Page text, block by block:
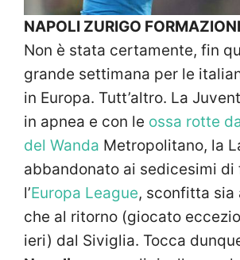
NAPOLI ZURIGO
Non è stata certamente, fin
grande settimana per le
in Europa. Tutt’altro. La
in apnea e con le ossa rotte
del Wanda Metropolitano, la
abbandonato ai sedicesimi di
l’Europa League, sconfitta sia
che al ritorno (giocato
ieri) dal Siviglia. Tocca